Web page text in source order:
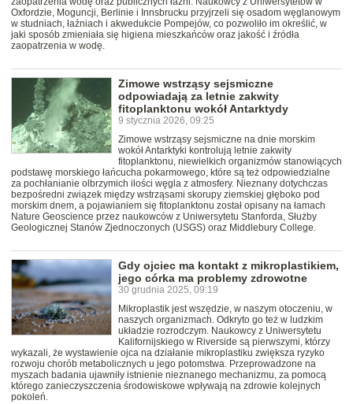
Oxfordzie, Moguncji, Berlinie i Innsbrucku przyjrzeli się osadom węglanowym
w studniach, łaźniach i akwedukcie Pompejów, co pozwoliło im określić, w
jaki sposób zmieniała się higiena mieszkańców oraz jakość i źródła
zaopatrzenia w wodę.
Zimowe wstrząsy sejsmiczne
odpowiadają za letnie zakwity
fitoplanktonu wokół Antarktydy
9 stycznia 2026, 09:25
Zimowe wstrząsy sejsmiczne na dnie morskim
wokół Antarktyki kontrolują letnie zakwity
fitoplanktonu, niewielkich organizmów stanowiących
podstawę morskiego łańcucha pokarmowego, które są też odpowiedzialne
za pochłanianie olbrzymich ilości węgla z atmosfery. Nieznany dotychczas
bezpośredni związek między wstrząsami skorupy ziemskiej głęboko pod
morskim dnem, a pojawianiem się fitoplanktonu został opisany na łamach
Nature Geoscience przez naukowców z Uniwersytetu Stanforda, Służby
Geologicznej Stanów Zjednoczonych (USGS) oraz Middlebury College.
Gdy ojciec ma kontakt z mikroplastikiem,
jego córka ma problemy zdrowotne
30 grudnia 2025, 09:19
Mikroplastik jest wszędzie, w naszym otoczeniu, w
naszych organizmach. Odkryto go też w ludzkim
układzie rozrodczym. Naukowcy z Uniwersytetu
Kalifornijskiego w Riverside są pierwszymi, którzy
wykazali, że wystawienie ojca na działanie mikroplastiku zwiększa ryzyko
rozwoju chorób metabolicznych u jego potomstwa. Przeprowadzone na
myszach badania ujawniły istnienie nieznanego mechanizmu, za pomocą
którego zanieczyszczenia środowiskowe wpływają na zdrowie kolejnych
pokoleń.